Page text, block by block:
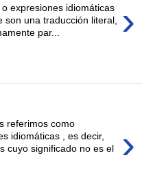
›
expresiones idiomáticas
son una traducción literal,
par...
›
referimos como
idiomáticas , es decir,
cuyo significado no es el